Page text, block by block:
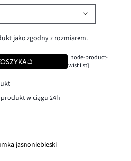
jako zgodny z rozmiarem.
[node-product-
wishlist]
w ciągu 24h
jasnoniebieski